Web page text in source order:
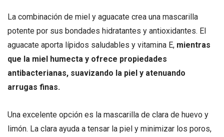
La combinación de miel y aguacate crea una mascarilla
potente por sus bondades hidratantes y antioxidantes. El
aguacate aporta lípidos saludables y vitamina E, mientras
que la miel humecta y ofrece propiedades
antibacterianas, suavizando la piel y atenuando
arrugas finas.
Una excelente opción es la mascarilla de clara de huevo y
limón. La clara ayuda a tensar la piel y minimizar los poros,